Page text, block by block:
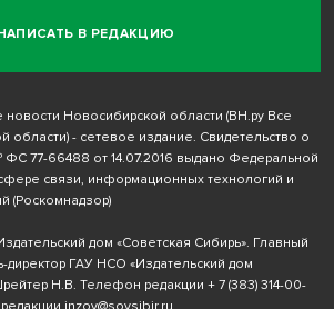
В РЕДАКЦИЮ
Новосибирской области (ВН.ру Все
области) - сетевое издание. Свидетельство о
77-66488 от 14.07.2016 выдано Федеральной
связи, информационных технологий и
(Роскомнадзор)
дом «Советская Сибирь». Главный
директор ГАУ НСО «Издательский дом
Н.В. Телефон редакции + 7 (383) 314-00-